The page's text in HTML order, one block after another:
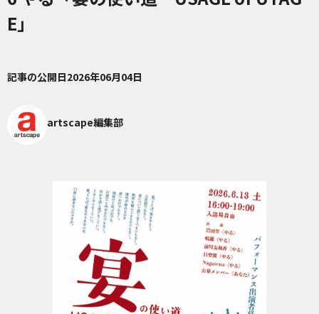
E」
記事の公開日2026年06月04日
artscape編集部